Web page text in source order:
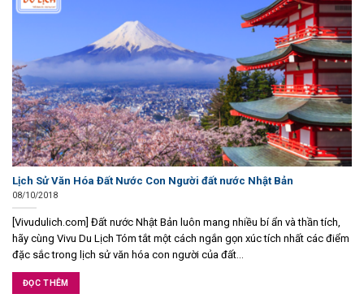
Lịch Sử Văn Hóa Đất Nước Con Người đất nước Nhật Bản
08/10/2018
[Vivudulich.com] Đất nước Nhật Bản luôn mang nhiều bí ẩn và thần tích,
hãy cùng Vivu Du Lịch Tóm tắt một cách ngắn gọn xúc tích nhất các điểm
đặc sắc trong lịch sử văn hóa con người của đất...
ĐỌC THÊM